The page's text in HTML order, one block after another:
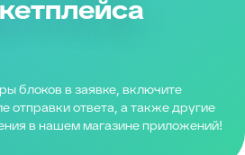
блоков в заявке, включите
отправки ответа, а также другие
в нашем магазине приложений!